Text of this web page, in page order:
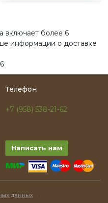
включает более 6
информации о доставке
Телефон
+7 (958) 538-21-62
Написать нам
данных ·